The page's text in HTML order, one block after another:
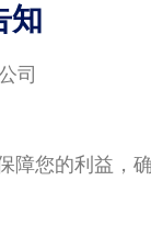
知
司
障您的利益，